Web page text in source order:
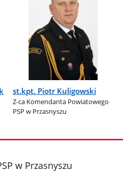
st.kpt. Piotr Kuligowski
Z-ca Komendanta Powiatowego
PSP w Przasnyszu
w Przasnyszu